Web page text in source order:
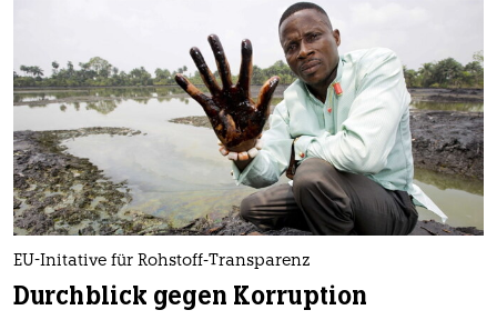
EU-Initative für Rohstoff-Transparenz
Durchblick gegen Korruption